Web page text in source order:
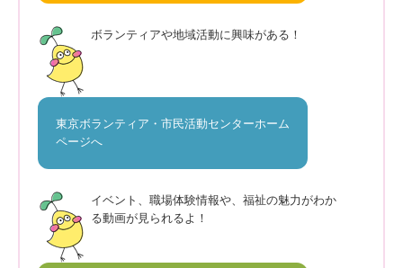
ボランティアや地域活動に興味がある！
東京ボランティア・市民活動センターホーム
ページへ
イベント、職場体験情報や、福祉の魅力がわか
る動画が見られるよ！